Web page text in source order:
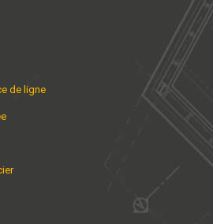
de ligne